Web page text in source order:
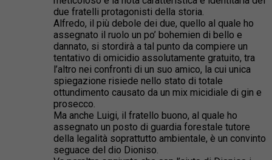
due fratelli protagonisti della storia.
Alfredo, il più debole dei due, quello al quale ho
assegnato il ruolo un po’ bohemien di bello e
dannato, si stordirà a tal punto da compiere un
tentativo di omicidio assolutamente gratuito, tra
l’altro nei confronti di un suo amico, la cui unica
spiegazione risiede nello stato di totale
ottundimento causato da un mix micidiale di gin e
prosecco.
Ma anche Luigi, il fratello buono, al quale ho
assegnato un posto di guardia forestale tutore
della legalità soprattutto ambientale, è un convinto
seguace del dio Dioniso.